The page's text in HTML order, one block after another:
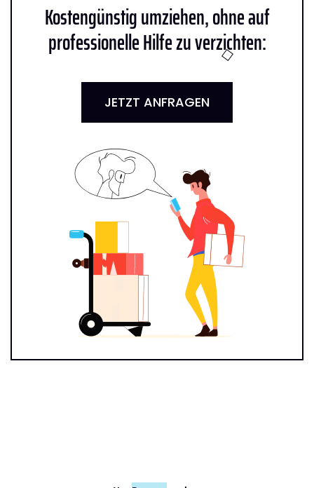
Kostengünstig umziehen, ohne auf
professionelle Hilfe zu verzichten:
JETZT ANFRAGEN